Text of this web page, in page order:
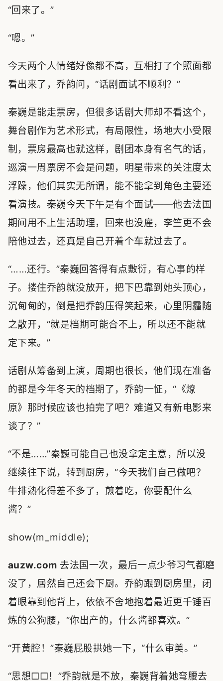
“回来了。”
“嗯。”
今天两个人情绪好像都不高，互相打了个照面都
看出来了，乔韵问，“话剧面试不顺利？”
秦巍是能走票房，但很多话剧大师却不看这个，
舞台剧作为艺术形式，有局限性，场地大小受限
制，票房最高也就这样，剧团本身有名气的话，
巡演一周票房不会是问题，明星带来的关注度太
浮躁，他们其实无所谓，能不能拿到角色主要还
看演技。秦巍今天下午是有个面试——他去法国
期间用不上生活助理，回来也没雇，李竺更不会
陪他过去，还真是自己开着个车就过去了。
“……还行。”秦巍回答得有点敷衍，有心事的样
子。搂住乔韵就没放开，把下巴靠到她头顶心，
沉甸甸的，倒是把乔韵压得笑起来，心里阴霾随
之散开，“就是档期可能合不上，所以还不能就
定下来。”
话剧从筹备到上演，周期也很长，他们现在准备
的都是今年冬天的档期了，乔韵一怔，“《燎
原》那时候应该也拍完了吧？难道又有新电影来
谈了？”
“不是……”秦巍可能自己也没拿定主意，所以没
继续往下说，转到厨房，“今天我们自己做吧？
牛排熟化得差不多了，煎着吃，你要配什么
酱？”
show(m_middle);
auzw.com 去法国一次，最后一点少爷习气都磨
没了，居然自己还会下厨。乔韵跟到厨房里，闭
着眼靠到他背上，依依不舍地抱着最近更千锤百
炼的公狗腰，“你出产的，什么酱都喜欢。”
“开黄腔！”秦巍屁股拱她一下，“什么审美。”
“思想□□！”乔韵就是不放，秦巍背着她弯腰去